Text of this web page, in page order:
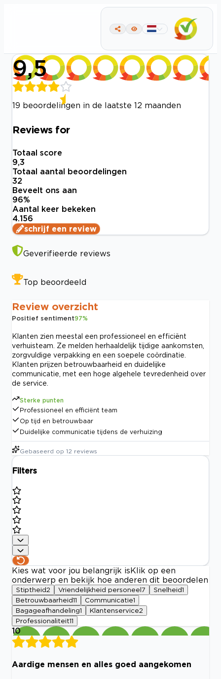
9,5
19 beoordelingen in de laatste 12 maanden
Reviews for
Totaal score
9,3
Totaal aantal beoordelingen
32
Beveelt ons aan
96%
Aantal keer bekeken
4.156
schrijf een review
Geverifieerde reviews
Top beoordeeld
Review overzicht
Positief sentiment97%
Klanten zien meestal een professioneel en efficiënt
verhuisteam. Ze melden herhaaldelijk tijdige aankomsten,
zorgvuldige verpakking en een soepele coördinatie.
Klanten prijzen betrouwbaarheid en duidelijke
communicatie, met een hoge algehele tevredenheid over
de service.
Sterke punten
Professioneel en efficiënt team
Op tijd en betrouwbaar
Duidelijke communicatie tijdens de verhuizing
Gebaseerd op 12 reviews
Filters
Kies wat voor jou belangrijk is Klik op een
onderwerp en bekijk hoe anderen dit beoordelen
Stiptheid2 Vriendelijkheid personeel 7 Snelheid1
Betrouwbaarheid11 Communicatie1
Bagageafhandeling1 Klantenservice2
Professionaliteit11
10
Aardige mensen en alles goed aangekomen